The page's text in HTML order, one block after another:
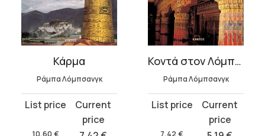
Κάρμα
Ράμπα Λόμπσανγκ
Original
was:
Current
Κοντά στον Λόμπσανγκ Ράμπα
Ράμπα Λόμπσανγκ
Original
was:
Current